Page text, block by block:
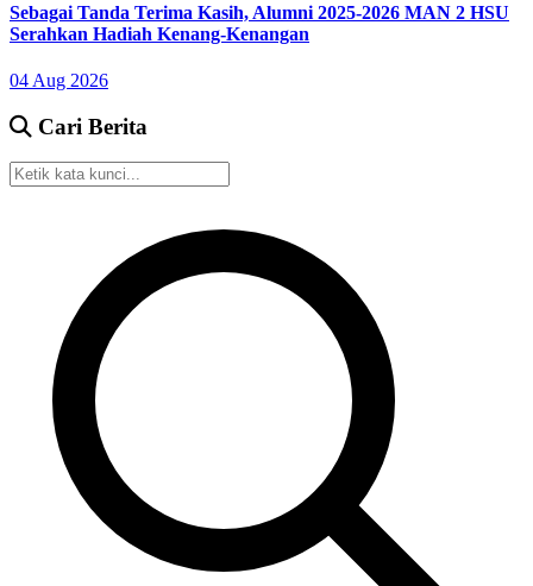
Sebagai Tanda Terima Kasih, Alumni 2025-2026 MAN 2 HSU
Serahkan Hadiah Kenang-Kenangan
04 Aug 2026
Cari Berita